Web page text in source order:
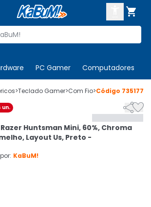

PC Gamer Computadores
sua conta
CADASTRE-SE
>Teclado Gamer>Com Fio>Código 735177
un. 
Huntsman Mini, 60%, Chroma
Layout Us, Preto -
KaBuM!